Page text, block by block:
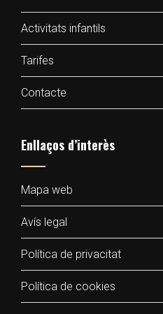
Activitats infantils
Tarifes
Contacte
Enllaços d’interès
Mapa web
Avís legal
Política de privacitat
Política de cookies